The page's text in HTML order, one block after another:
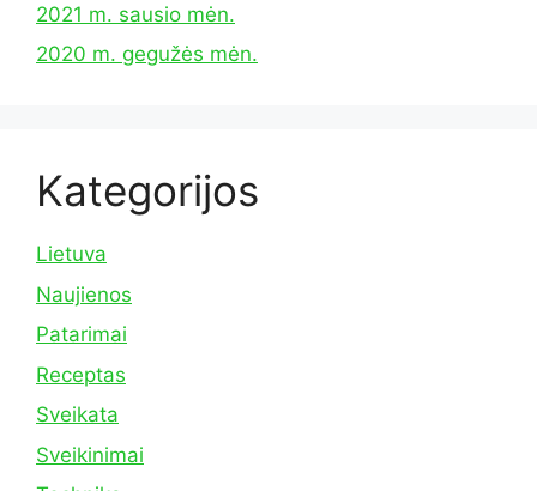
2021 m. sausio mėn.
2020 m. gegužės mėn.
Kategorijos
Lietuva
Naujienos
Patarimai
Receptas
Sveikata
Sveikinimai